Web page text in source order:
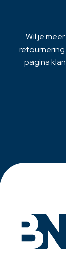
Wil je
pagina